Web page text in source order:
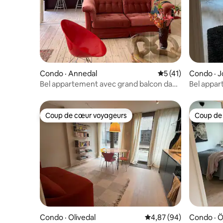
Condo · Annedal Note moyenne de
5 (41)
Bel appartement avec grand balcon dans
Condo ·
Bel
Coup de cœur voyageurs
Coup de cœur voyageurs
Condo · Olivedal Note moyenne de
4,87 (94)
Coup
Coup
Condo ·